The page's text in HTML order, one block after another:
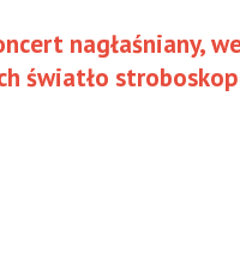
nagłaśniany,
światło